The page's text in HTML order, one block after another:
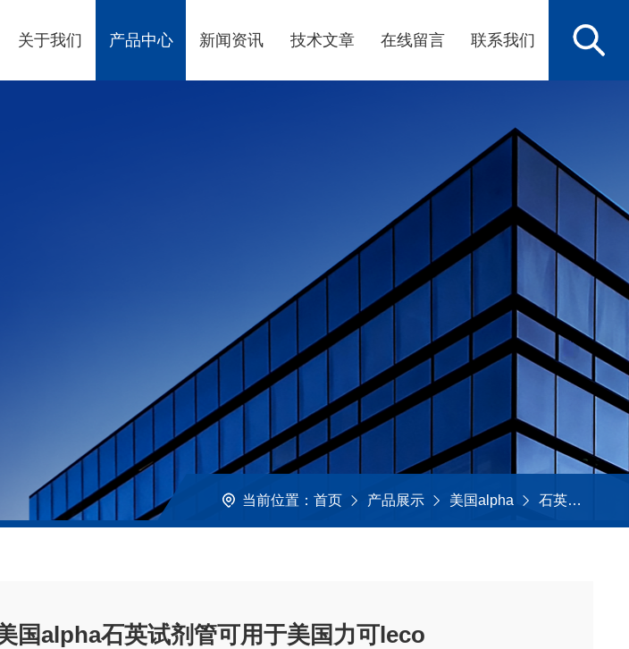
关于我们 产品中心 新闻资讯 技术文章 在线留言 联系我们
当前位置： 首页 产品展示 美国alpha 石英制品及试剂管
国alpha石英试剂管可用于美国力可leco